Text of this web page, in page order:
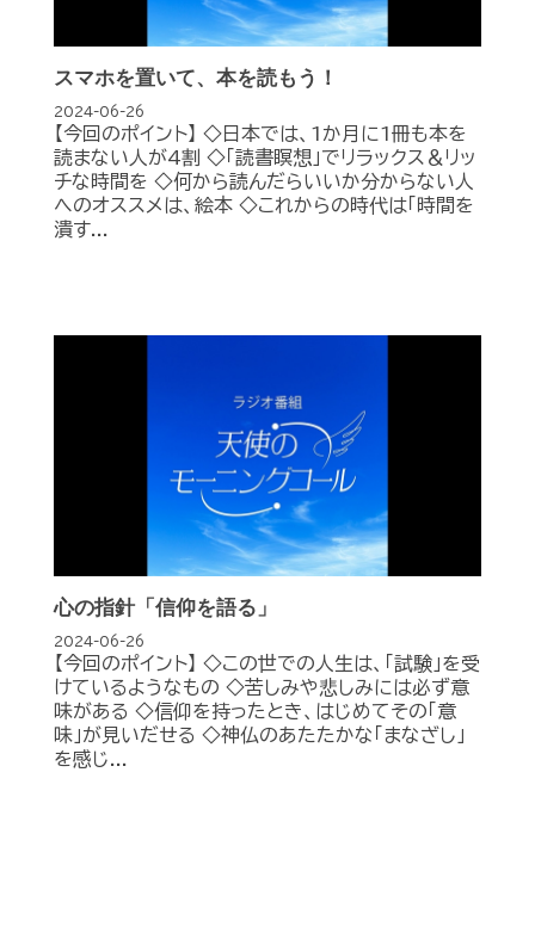
スマホを置いて、本を読もう！
2024-06-26
【今回のポイント】 ◇日本では、1か月に1冊も本を
読まない人が4割 ◇「読書瞑想」でリラックス＆リッ
チな時間を ◇何から読んだらいいか分からない人
へのオススメは、絵本 ◇これからの時代は「時間を
潰す...
心の指針「信仰を語る」
2024-06-26
【今回のポイント】 ◇この世での人生は、「試験」を受
けているようなもの ◇苦しみや悲しみには必ず意
味がある ◇信仰を持ったとき、はじめてその「意
味」が見いだせる ◇神仏のあたたかな「まなざし」
を感じ...